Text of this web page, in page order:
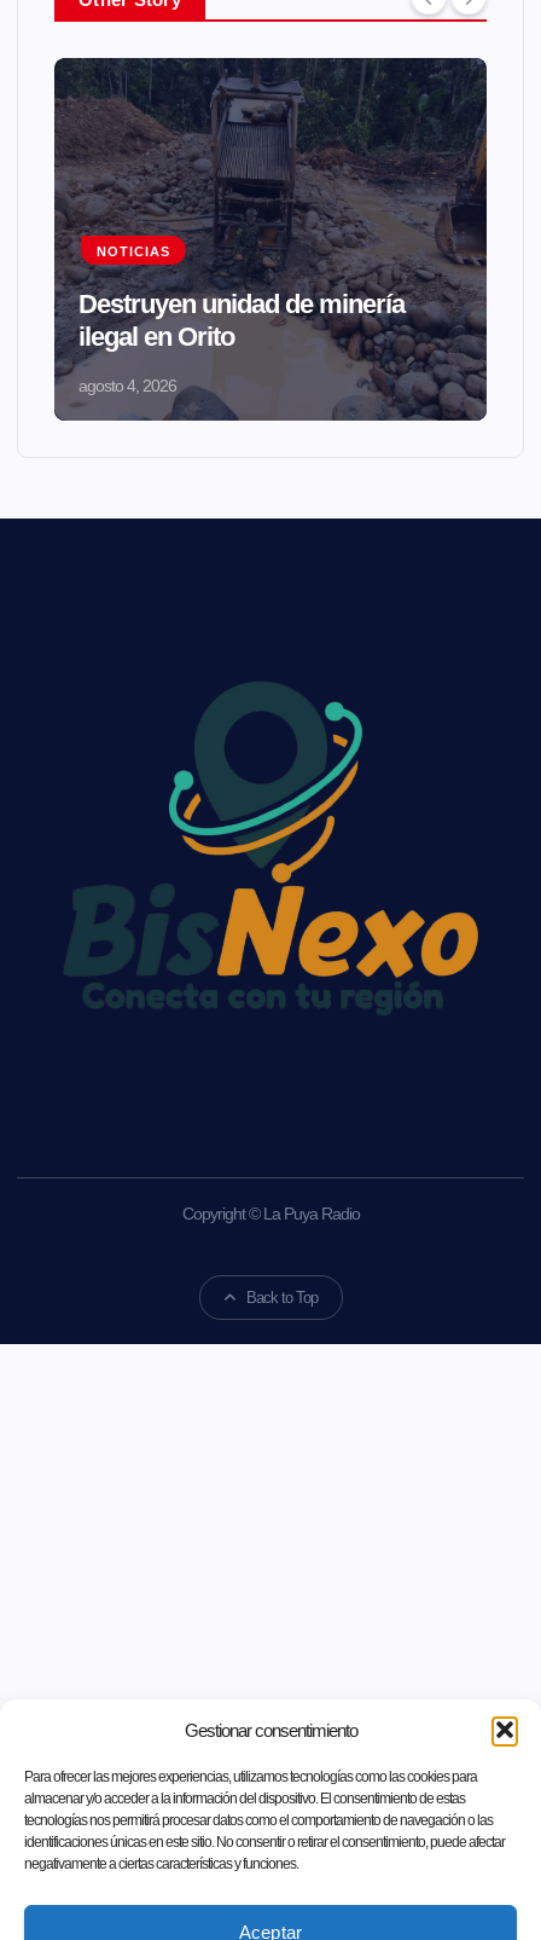
Gestionar consentimiento
Para ofrecer las mejores experiencias, utilizamos tecnologías como las cookies para
almacenar y/o acceder a la información del dispositivo. El consentimiento de estas
tecnologías nos permitirá procesar datos como el comportamiento de navegación o las
identificaciones únicas en este sitio. No consentir o retirar el consentimiento, puede afectar
negativamente a ciertas características y funciones.
Aceptar
NOTICIAS
Destruyen unidad de minería
ilegal en Orito
agosto 4, 2026
Copyright © La Puya Radio
Back to Top